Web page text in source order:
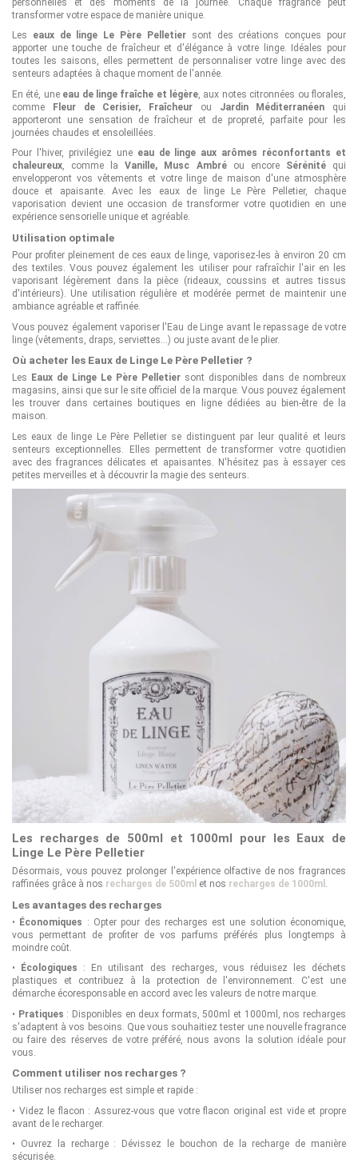
transformer votre espace de manière unique.
Les eaux de linge Le Père Pelletiersont des créations conçues pour
apporter une touche de fraîcheur et d'élégance à votre linge. Idéales pour
toutes les saisons, elles permettent de personnaliser votre linge avec des
senteurs adaptées à chaque moment de l'année.
En été, une eau de linge fraîche et légère , aux notes citronnées ou florales,
comme Fleur de Cerisier, Fraîcheur ou Jardin Méditerranéen qui
apporteront une sensation de fraîcheur et de propreté, parfaite pour les
journées chaudes et ensoleillées.
Pour l'hiver, privilégiez une eau de linge aux arômes réconfortants et
chaleureux, comme laVanille, Musc Ambréou encore Sérénitéqui
envelopperont vos vêtements et votre linge de maison d'une atmosphère
douce et apaisante. Avec les eaux de linge Le Père Pelletier, chaque
vaporisation devient une occasion de transformer votre quotidien en une
expérience sensorielle unique et agréable.
Utilisation optimale
Pour profiter pleinement de ces eaux de linge, vaporisez-les à environ 20 cm
des textiles. Vous pouvez également les utiliser pour rafraîchir l'air en les
vaporisant légèrement dans la pièce (rideaux, coussins et autres tissus
d'intérieurs). Une utilisation régulière et modérée permet de maintenir une
ambiance agréable et raffinée.
Vous pouvez également vaporiser l'Eau de Linge avant le repassage de votre
linge (vêtements, draps, serviettes...) ou juste avant de le plier.
Où acheter les Eaux de Linge Le Père Pelletier ?
Les Eaux de Linge Le Père Pelletier sont disponibles dans de nombreux
magasins, ainsi que sur le site officiel de la marque. Vous pouvez également
les trouver dans certaines boutiques en ligne dédiées au bien-être de la
maison.
Les eaux de linge Le Père Pelletier se distinguent par leur qualité et leurs
senteurs exceptionnelles. Elles permettent de transformer votre quotidien
avec des fragrances délicates et apaisantes. N'hésitez pas à essayer ces
petites merveilles et à découvrir la magie des senteurs.
Les recharges de 500ml et 1000ml pour les Eaux de
Linge Le Père Pelletier
Désormais, vous pouvez prolonger l'expérience olfactive de nos fragrances
raffinées grâce à nos recharges de 500ml et nos recharges de 1000ml .
Les avantages des recharges
• Économiques : Opter pour des recharges est une solution économique,
vous permettant de profiter de vos parfums préférés plus longtemps à
moindre coût.
•
Écologiques : En utilisant des recharges, vous réduisez les déchets
plastiques et contribuez à la protection de l'environnement. C'est une
démarche écoresponsable en accord avec les valeurs de notre marque.
• Pratiques : Disponibles en deux formats, 500ml et 1000ml, nos recharges
s'adaptent à vos besoins. Que vous souhaitiez tester une nouvelle fragrance
ou faire des réserves de votre préféré, nous avons la solution idéale pour
vous.
Comment utiliser nos recharges ?
Utiliser nos recharges est simple et rapide :
• Videz le flacon : Assurez-vous que votre flacon original est vide et propre
avant de le recharger.
•
Ouvrez la recharge : Dévissez le bouchon de la recharge de manière
sécurisée.